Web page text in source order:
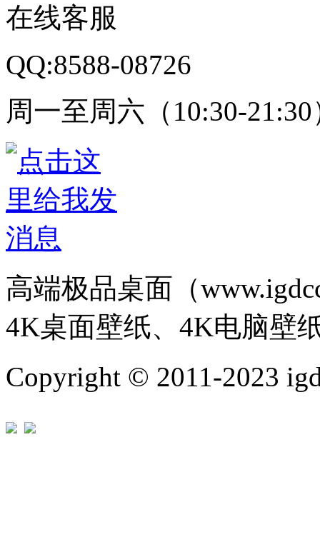
在线客服
QQ:8588-08726
周一至周六（10:30-21:30
高端极品桌面（
4K桌面壁纸、4K电脑壁
Copyright © 2011-2023